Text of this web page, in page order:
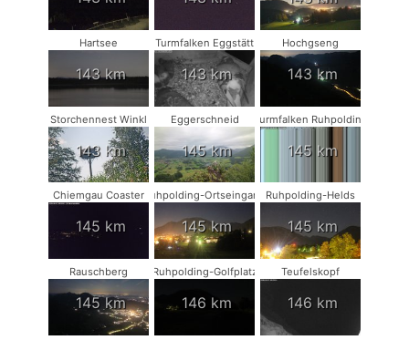
Hartsee
143 km
Turmfalken Eggstätt
143 km
Hochgseng
143 km
Storchennest Winkl
143 km
Eggerschneid
145 km
Turmfalken Ruhpolding
145 km
Chiemgau Coaster
145 km
Ruhpolding-Ortseingang
145 km
Ruhpolding-Helds
145 km
Rauschberg
145 km
Ruhpolding-Golfplatz
146 km
Teufelskopf
146 km